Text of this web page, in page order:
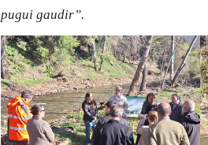
pugui gaudir”.